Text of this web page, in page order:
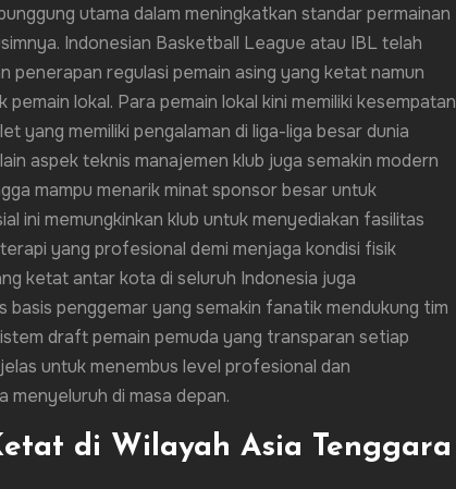
utama dalam meningkatkan standar permainan
Indonesian Basketball League atau IBL telah
penerapan regulasi pemain asing yang ketat namun
lokal. Para pemain lokal kini memiliki kesempatan
yang memiliki pengalaman di liga-liga besar dunia
aspek teknis manajemen klub juga semakin modern
mampu menarik minat sponsor besar untuk
ini memungkinkan klub untuk menyediakan fasilitas
yang profesional demi menjaga kondisi fisik
ketat antar kota di seluruh Indonesia juga
penggemar yang semakin fanatik mendukung tim
draft pemain pemuda yang transparan setiap
untuk menembus level profesional dan
menyeluruh di masa depan.
di Wilayah Asia Tenggara